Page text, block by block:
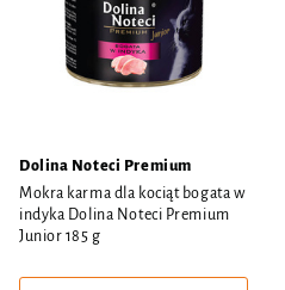
Dolina Noteci Premium
Mokra karma dla kociąt bogata w
indyka Dolina Noteci Premium
Junior 185 g